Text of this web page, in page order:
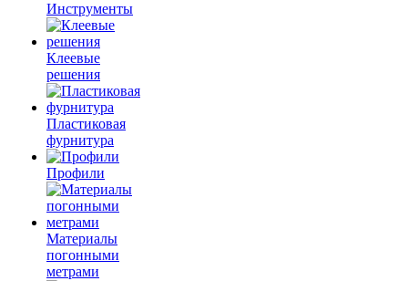
Инструменты
Клеевые
решения
Пластиковая
фурнитура
Профили
Материалы
погонными
метрами